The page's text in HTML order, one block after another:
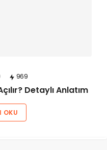
969
Detaylı Anlatım
OKU